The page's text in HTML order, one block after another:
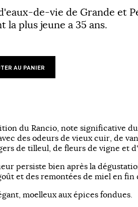
de-vie de Grande et
la plus jeune a 35 ans.
AU PANIER
du Rancio, note significative
des odeurs de vieux cuir, de
de tilleul, de fleurs de vigne et
persiste bien après la
et des remontées de miel en fin
moelleux aux épices fondues.